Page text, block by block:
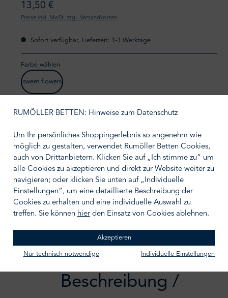
13,50 €
Preise inkl. MwSt. zzgl. Versandkosten
Sofort verfügbar, Lieferzeit: 1-3 Werktage
Farbe wählen
sweet flowers
Größe wählenauswählen
IN DEN WARENKORB
Zum Merkzettel hinzufügen
Beschreibung /
RUMÖLLER BETTEN: Hinweise zum Datenschutz
Um Ihr persönliches Shoppingerlebnis so angenehm wie
möglich zu gestalten, verwendet Rumöller Betten Cookies,
auch von Drittanbietern. Klicken Sie auf „Ich stimme zu“ um
alle Cookies zu akzeptieren und direkt zur Website weiter zu
navigieren; oder klicken Sie unten auf „Individuelle
Einstellungen“, um eine detaillierte Beschreibung der
Cookies zu erhalten und eine individuelle Auswahl zu
treffen. Sie können hierden Einsatz von Cookies ablehnen.
Akzeptieren
Nur technisch notwendige Individuelle Einstellungen